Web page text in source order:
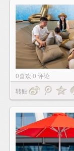
0喜欢 0 评论
转贴